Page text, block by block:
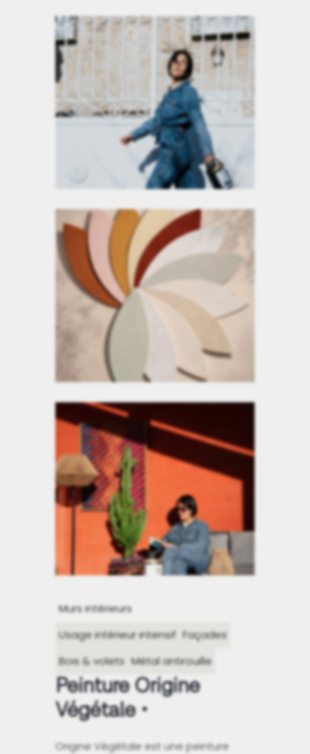
Murs intérieurs
Usage intérieur intensif Façades
Bois & volets Métal antirouille
Peinture Origine
Végétale
Origine Végétale est une peinture